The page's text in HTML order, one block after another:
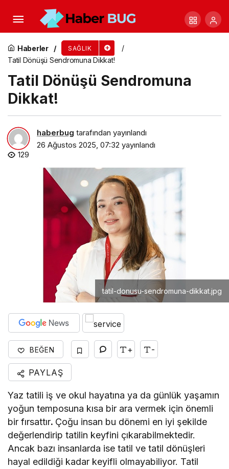
Haberler SAĞLIK
Tatil Dönüşü Sendromuna Dikkat!
Tatil Dönüşü Sendromuna
Dikkat!
haberbug tarafından yayınlandı
26 Ağustos 2025, 07:32 yayınlandı
129
tatil-donusu-sendromuna-dikkat.jpg
BEĞEN + -
PAYLAŞ
Yaz tatili iş ve okul hayatına ya da günlük yaşamın
yoğun temposuna kısa bir ara vermek için önemli
bir fırsattır. Çoğu insan bu dönemi en iyi şekilde
değerlendirip tatilin keyfini çıkarabilmektedir.
Ancak bazı insanlarda ise tatil ve tatil dönüşleri
hayal edildiği kadar keyifli olmayabiliyor. Tatil
Tükettiğimiz Bazı Besinler İlaçlarımızın Etkisini
Değiştiriyor